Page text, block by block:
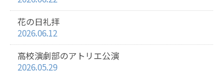
花の日礼拝
2026.06.12
高校演劇部のアトリエ公演
2026.05.29